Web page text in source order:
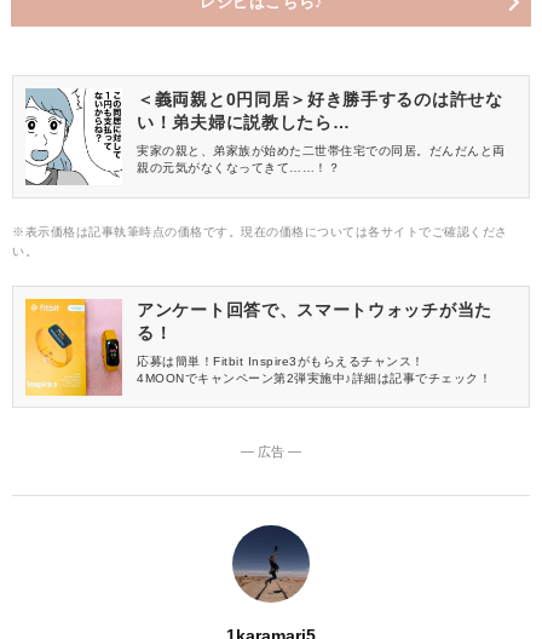
＜義両親と0円同居＞好き勝手するのは許せな
い！弟夫婦に説教したら…
実家の親と、弟家族が始めた二世帯住宅での同居。だんだんと両
親の元気がなくなってきて……！？
※表示価格は記事執筆時点の価格です。現在の価格については各サイトでご確認くださ
い。
アンケート回答で、スマートウォッチが当た
る！
応募は簡単！Fitbit Inspire3がもらえるチャンス！
4MOONでキャンペーン第2弾実施中♪詳細は記事でチェック！
― 広告 ―